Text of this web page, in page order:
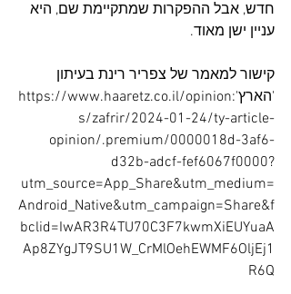
חדש, אבל ההפקרות שמתקיימת שם, היא
עניין ישן מאוד.
קישור למאמר של צפריר רינת בעיתון
'הארץ':https://www.haaretz.co.il/opinion
s/zafrir/2024-01-24/ty-article-
opinion/.premium/0000018d-3af6-
d32b-adcf-fef6067f0000?
utm_source=App_Share&utm_medium=
Android_Native&utm_campaign=Share&f
bclid=IwAR3R4TU70C3F7kwmXiEUYuaA
Ap8ZYgJT9SU1W_CrMlOehEWMF6OljEj1
R6Q